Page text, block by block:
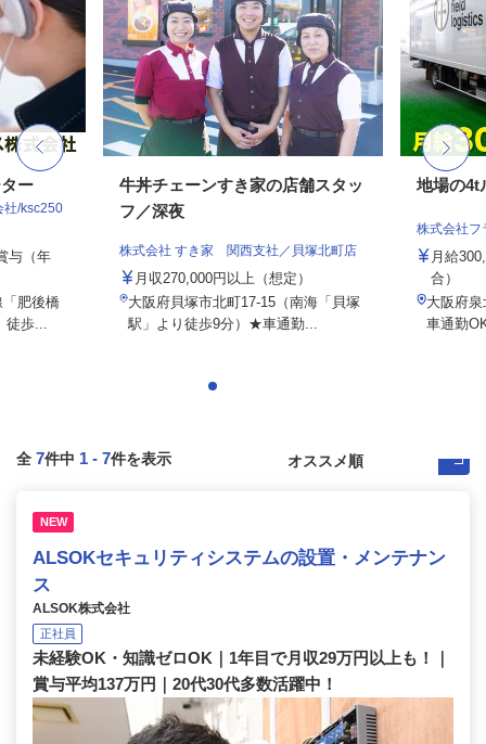
ー
社/ksc250
与（年
肥後橋
歩...
牛丼チェーンすき家の店舗スタッ
フ／深夜
株式会社 すき家 関西支社／貝塚北町店
月収270,000円以上（想定）
大阪府貝塚市北町17-15（南海「貝塚
駅」より徒歩9分）★車通勤...
地場の4t
株式会社フ
月給
合）
大阪府
車通勤
全 7件中 1 - 7件を表示
NEW
ALSOKセキュリティシステムの設置・メンテナン
ス
ALSOK株式会社
正社員
未経験OK・知識ゼロOK｜1年目で月収29万円以上も！｜
賞与平均137万円｜20代30代多数活躍中！